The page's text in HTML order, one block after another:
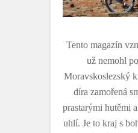
Tento magazín
už nemohl
Moravskoslezský
díra zamořená
prastarými hutěmi
uhlí. Je to kraj s